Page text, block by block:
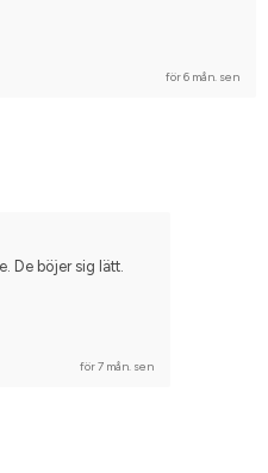
för 6 mån. sen
De böjer sig lätt.
för 7 mån. sen